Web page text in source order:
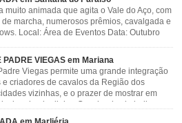
muito animada que agita o Vale do Aço, com
marcha, numerosos prêmios, cavalgada e
Local: Área de Eventos Data: Outubro
PADRE VIEGAS em Mariana
Viegas permite uma grande integração
criadores de cavalos da Região dos
vizinhas, e o prazer de mostrar em
de primeira linha. Cavalgada simboliza e
com apresentações musicais. Local: